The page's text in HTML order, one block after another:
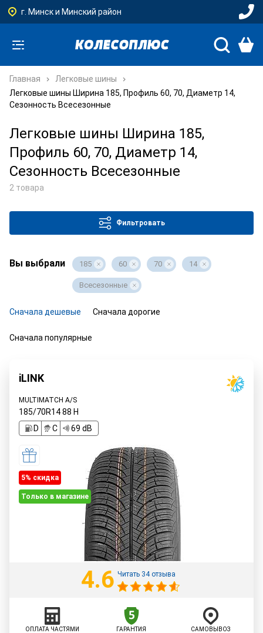
г. Минск и Минский район
Главная
Легковые шины
Легковые шины Ширина 185, Профиль 60, 70, Диаметр 14,
Сезонность Всесезонные
Легковые шины Ширина 185,
Профиль 60, 70, Диаметр 14,
Сезонность Всесезонные
2 товара
Фильтровать
Вы выбрали 185 60 70 14
Всесезонные
Сначала дешевые Сначала дорогие
Сначала популярные
iLINK
MULTIMATCH A/S
185/70R1488 H
D
C 69 dB
5% cкидка
Только в магазине
4.6 Читать 34 отзыва
ОПЛАТА ЧАСТЯМИ
ГАРАНТИЯ
САМОВЫВОЗ